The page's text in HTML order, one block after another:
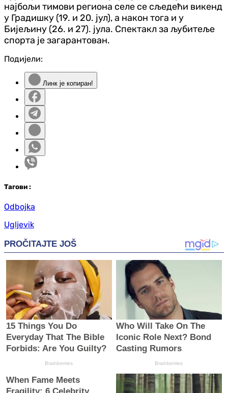
најбољи тимови региона селе се сљедећи викенд
у Градишку (19. и 20. јул), а након тога и у
Бијељину (26. и 27). јула. Спектакл за љубитеље
спорта је загарантован.
Подијели:
Линк је копиран!
Тагови :
Odbojka
Ugljevik